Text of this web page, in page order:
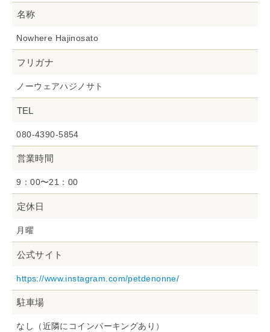
名称
Nowhere Hajinosato
フリガナ
ノーウェアハジノサト
TEL
080-4390-5854
営業時間
9：00〜21：00
定休日
月曜
公式サイト
https://www.instagram.com/petdenonne/
駐車場
なし（近隣にコインパーキングあり）